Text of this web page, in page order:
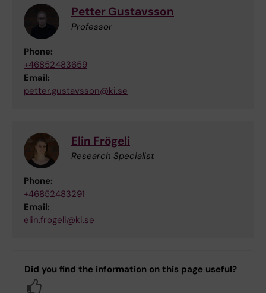
Petter Gustavsson
Professor
Phone:
+46852483659
Email:
petter.gustavsson@ki.se
Elin Frögeli
Research Specialist
Phone:
+46852483291
Email:
elin.frogeli@ki.se
Did you find the information on this page useful?